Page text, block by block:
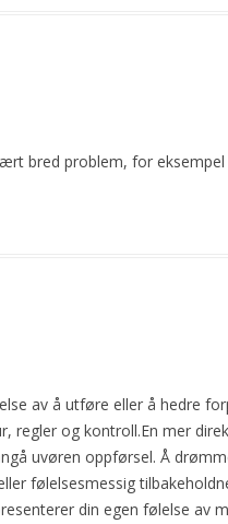
bred problem, for
av å utføre eller å hedre
regler og kontroll.En mer
uvøren oppførsel. Å
følelsesmessig
din egen følelse av